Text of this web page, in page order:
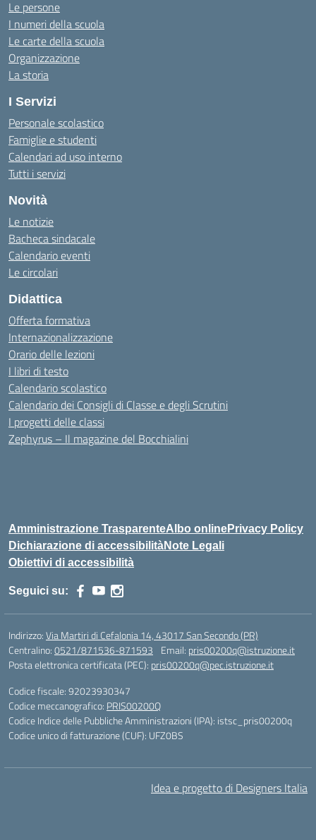
Le persone
I numeri della scuola
Le carte della scuola
Organizzazione
La storia
I Servizi
Personale scolastico
Famiglie e studenti
Calendari ad uso interno
Tutti i servizi
Novità
Le notizie
Bacheca sindacale
Calendario eventi
Le circolari
Didattica
Offerta formativa
Internazionalizzazione
Orario delle lezioni
I libri di testo
Calendario scolastico
Calendario dei Consigli di Classe e degli Scrutini
I progetti delle classi
Zephyrus – Il magazine del Bocchialini
Amministrazione TrasparenteAlbo onlinePrivacy Policy
Dichiarazione di accessibilitàNote Legali
Obiettivi di accessibilità
Seguici su:
Indirizzo:Via Martiri di Cefalonia 14, 43017 San Secondo (PR)
Centralino:0521/871536-871593 Email: pris00200q@istruzione.it
Posta elettronica certificata (PEC): pris00200q@pec.istruzione.it
Codice fiscale: 92023930347
Codice meccanografico: PRIS00200Q
Codice Indice delle Pubbliche Amministrazioni (IPA): istsc_pris00200q
Codice unico di fatturazione (CUF): UFZ0BS
Idea e progetto di Designers Italia